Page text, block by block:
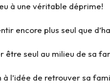
à une véritable déprime!
encore plus seul que
être seul au milieu de sa
à l’idée de retrouver sa